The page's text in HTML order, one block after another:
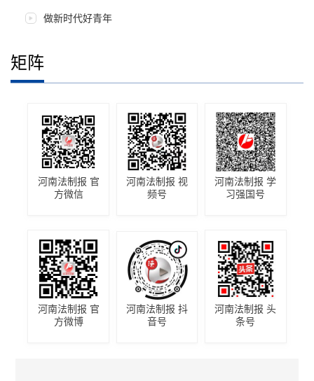
做新时代好青年
矩阵
河南法制报 官
方微信
河南法制报 视
频号
河南法制报 学
习强国号
河南法制报 官
方微博
河南法制报 抖
音号
河南法制报 头
条号